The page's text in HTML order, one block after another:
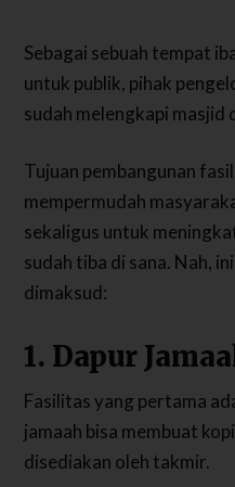
Sebagai sebuah tempat
untuk publik, pihak
sudah melengkapi
Tujuan pembangunan
mempermudah
sekaligus untuk
sudah tiba di sana. Nah,
dimaksud:
1. Dapur
Fasilitas yang pertama
jamaah bisa membuat
disediakan oleh takmir.